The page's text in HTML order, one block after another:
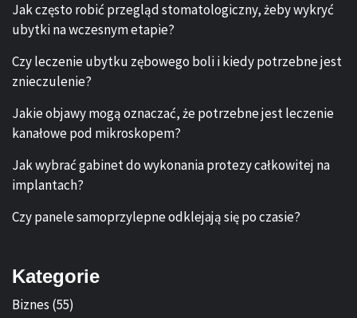
Jak często robić przegląd stomatologiczny, żeby wykryć
ubytki na wczesnym etapie?
Czy leczenie ubytku zębowego boli i kiedy potrzebne jest
znieczulenie?
Jakie objawy mogą oznaczać, że potrzebne jest leczenie
kanałowe pod mikroskopem?
Jak wybrać gabinet do wykonania protezy całkowitej na
implantach?
Czy panele samoprzylepne odklejają się po czasie?
Kategorie
Biznes (55)